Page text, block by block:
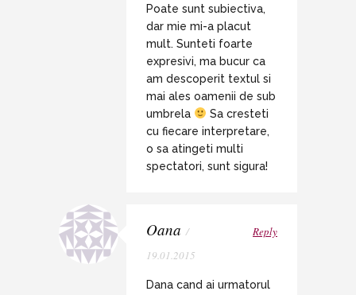
Poate sunt subiectiva,
dar mie mi-a placut
mult. Sunteti foarte
expresivi, ma bucur ca
am descoperit textul si
mai ales oamenii de sub
umbrela
Sa cresteti
cu fiecare interpretare,
o sa atingeti multi
spectatori, sunt sigura!
Oana /
19.01.2015
Reply
Dana cand ai urmatorul